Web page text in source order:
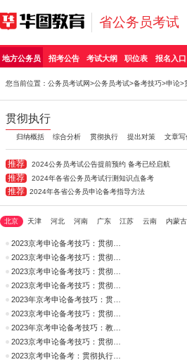
省公务员考试
地方公务员 招考公告 考试大纲 职位表 报名入口
您当前位置： 公务员考试网>公务员考试>备考技巧>申论>
贯彻执行
归纳概括 综合分析 贯彻执行 提出对策 文章写
推荐 2024公务员考试公告提前预约 备考已经启航
推荐 2024年各省公务员考试行测知识点备考
推荐 2024年各省公务员申论备考指导方法
北京 天津 河北 河南 广东 江苏 云南 内蒙古